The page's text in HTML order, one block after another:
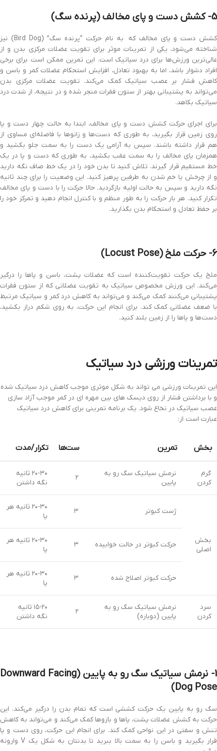
5- کشش دست و پای مخالف (پرنده سگ)
کشش دست و پای مخالف که به نام حرکت “پرنده سگ” (Bird Dog) نیز
شناخته می‌شود، یکی از تمرینات موثر برای تقویت عضلات مرکزی بدن و از
عالی‌ترین ورزش‌ها برای درد سیاتیک است. این تمرین ممکن است برای برخی
افراد دشوار باشد، اما به بهبود تعادل، افزایش استحکام عضلات کمر و باسن و
کاهش فشار بر عصب سیاتیک کمک می‌کند. تقویت عضلات مرکزی بدن
می‌تواند به پشتیبانی بهتر از ستون فقرات منجر شده و در نتیجه، از شدت درد
سیاتیک بکاهد.
برای اجرای حرکت کشش دست و پای مخالف، ابتدا به حالت چهار دست و پا
روی زمین قرار بگیرید، به طوری که دست‌ها و زانوها با فاصله‌ای مساوی از
هم قرار داشته باشند. سپس به آرامی یک دست را به سمت جلو بکشید و
همزمان پای مخالف را به سمت عقب بکشید، به طوری که دست و پا در یک
خط مستقیم قرار گیرند. تلاش کنید تا بدن خود را در یک خط صاف نگه دارید
و از چرخش یا خم شدن به طرفین پرهیز کنید. این وضعیت را برای چند ثانیه
نگه دارید و سپس به حالت اولیه بازگردید. حالا حرکت را با دست و پای مخالف
تکرار کنید. هر بار حرکت را به طور منظم و با کنترل انجام دهید و تمرکز خود را
بر حفظ تعادل و استحکام بدن بگذارید.
6- حرکت ملخ (Locust Pose)
ملخ یک حرکت تقویت‌کننده است که عضلات پشت، باسن و پاها را درگیر
می‌کند. این ورزش مخصوص سیاتیک به تقویت عضلاتی که از ستون فقرات
پشتیبانی می‌کنند کمک می‌کند و می‌تواند به کاهش درد کمر و سیاتیک مرتبط
با ضعف عضلانی کمک کند. برای انجام این حرکت، به روی شکم دراز بکشید،
دست‌ها و پاها را از زمین بلند کنید.
تمرینات ورزشی درد سیاتیک
این تمرینات ورزشی می تواند به شکل موثری موجب کاهش درد سیاتیک شده
و با برداشتن فشار از روی دیسک های بین مهره ای در کمر موجب آزاد سازی
عصب سیاتیک در نخاع شود. یک برنامه تمرینی برای کاهش درد سیاتیک
عبارت است از:
بخش تمرین ست‌ها تکرار/مدت
گرم
کردن
نرمش سیاتیک سگ رو به
پایین
۲
۲۰-۳۰ ثانیه
نگه داشتن
بخش
اصلی
ژست کبوتر ۳
۲۰-۳۰ ثانیه هر
پا
حرکت کبوتر در حالت خوابیده ۳
۲۰-۳۰ ثانیه هر
پا
حرکت کبوتر اصلاح شده ۳
۲۰-۳۰ ثانیه هر
پا
سرد
کردن
نرمش سیاتیک سگ رو به
پایین (دوباره)
۲
۱۵-۲۰ ثانیه
نگه داشتن
1- نرمش سیاتیک سگ رو به پایین (Downward Facing
Dog Pose)
سگ رو به پایین یک حرکت کششی است که تمام بدن را درگیر می‌کند. این
حرکت به کشش عضلات پشت، پاها و بازوها کمک می‌کند و می‌تواند به کاهش
تنش و سفتی در این نواحی کمک کند. برای انجام این حرکت، روی دست و پا
قرار بگیرید و باسن را به سمت بالا ببرید تا بدنتان به شکل یک V وارونه